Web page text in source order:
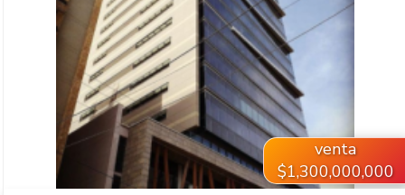
VER INMUEBLE
venta
$1,300,000,000